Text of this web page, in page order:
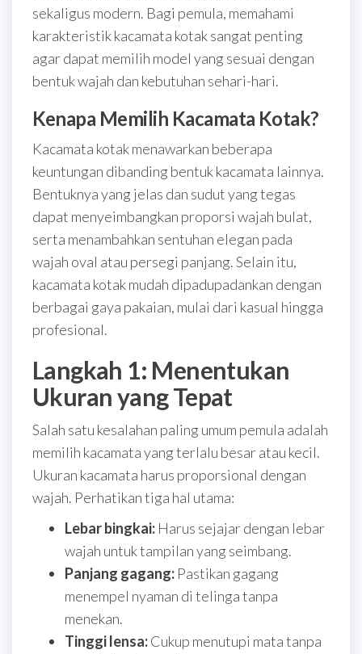
sekaligus modern. Bagi pemula, memahami
karakteristik kacamata kotak sangat penting
agar dapat memilih model yang sesuai dengan
bentuk wajah dan kebutuhan sehari-hari.
Kenapa Memilih Kacamata Kotak?
Kacamata kotak menawarkan beberapa
keuntungan dibanding bentuk kacamata lainnya.
Bentuknya yang jelas dan sudut yang tegas
dapat menyeimbangkan proporsi wajah bulat,
serta menambahkan sentuhan elegan pada
wajah oval atau persegi panjang. Selain itu,
kacamata kotak mudah dipadupadankan dengan
berbagai gaya pakaian, mulai dari kasual hingga
profesional.
Langkah 1: Menentukan
Ukuran yang Tepat
Salah satu kesalahan paling umum pemula adalah
memilih kacamata yang terlalu besar atau kecil.
Ukuran kacamata harus proporsional dengan
wajah. Perhatikan tiga hal utama:
Lebar bingkai: Harus sejajar dengan lebar
wajah untuk tampilan yang seimbang.
Panjang gagang: Pastikan gagang
menempel nyaman di telinga tanpa
menekan.
Tinggi lensa:Cukup menutupi mata tanpa